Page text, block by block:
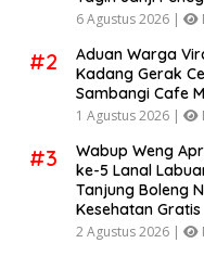
6 Agustus 2026 |
#2
Aduan Warga
Kadang Gerak
Sambangi Cafe
1 Agustus 2026 |
#3
Wabup Weng
ke-5 Lanal
Tanjung Boleng
Kesehatan Gratis
2 Agustus 2026 |